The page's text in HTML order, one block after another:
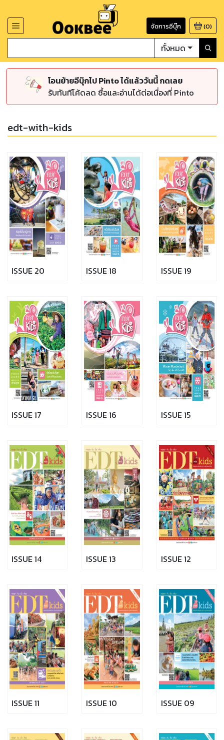
จัดการอีบุ๊ก (0)
ทั้งหมด
โอนย้ายอีบุ๊กไป Pinto ได้แล้ววันนี้ กดเลย
รับทันทีโค้ดลด ซื้อและอ่านได้ต่อเนื่องที่ Pinto
edt-with-kids
ISSUE 20 ISSUE 18 ISSUE 19
ISSUE 17 ISSUE 16 ISSUE 15
ISSUE 14 ISSUE 13 ISSUE 12
ISSUE 11 ISSUE 10 ISSUE 09